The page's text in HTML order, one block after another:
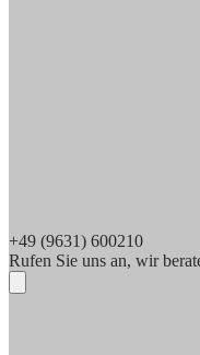
+49 (9631) 600210
Rufen Sie uns an, wir